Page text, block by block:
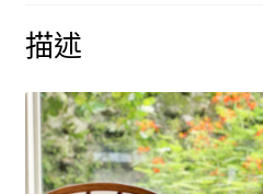
菌
10
描述